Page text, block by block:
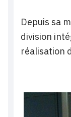
Depuis sa
division
réalisation